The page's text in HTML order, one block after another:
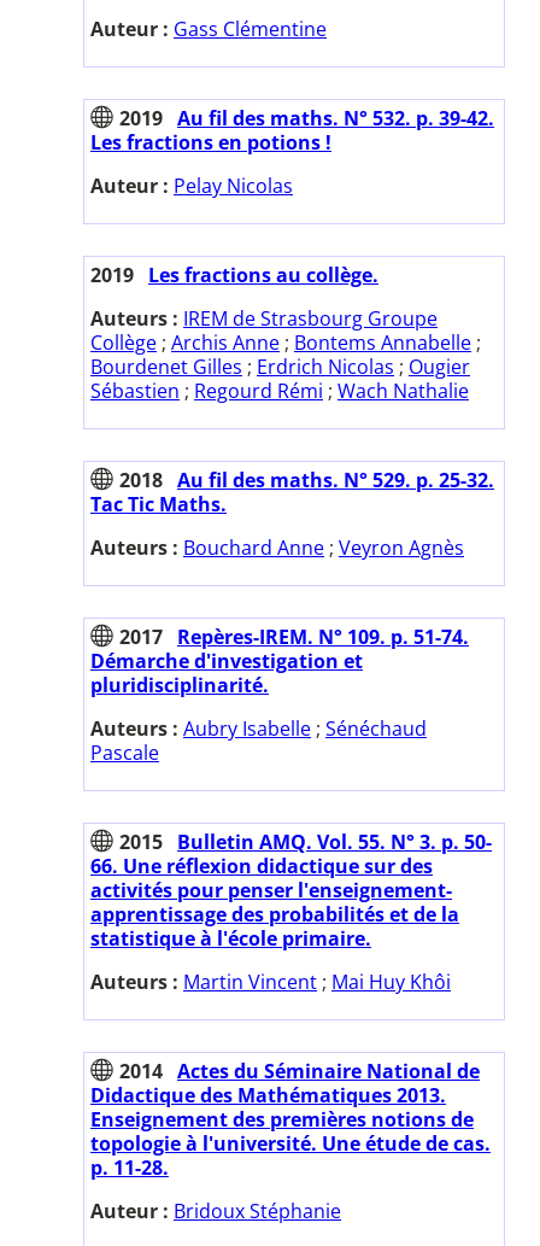
Auteur : Gass Clémentine
2019 Au fil des maths. N° 532. p. 39-42.
Les fractions en potions !
Auteur : Pelay Nicolas
2019 Les fractions au collège.
Auteurs : IREM de Strasbourg Groupe
Collège ; Archis Anne ; Bontems Annabelle ;
Bourdenet Gilles ; Erdrich Nicolas ; Ougier
Sébastien ; Regourd Rémi ; Wach Nathalie
2018 Au fil des maths. N° 529. p. 25-32.
Tac Tic Maths.
Auteurs : Bouchard Anne ; Veyron Agnès
2017 Repères-IREM. N° 109. p. 51-74.
Démarche d'investigation et
pluridisciplinarité.
Auteurs : Aubry Isabelle ; Sénéchaud
Pascale
2015 Bulletin AMQ. Vol. 55. N° 3. p. 50-
66. Une réflexion didactique sur des
activités pour penser l'enseignement-
apprentissage des probabilités et de la
statistique à l'école primaire.
Auteurs : Martin Vincent ; Mai Huy Khôi
2014 Actes du Séminaire National de
Didactique des Mathématiques 2013.
Enseignement des premières notions de
topologie à l'université. Une étude de cas.
p. 11-28.
Auteur : Bridoux Stéphanie